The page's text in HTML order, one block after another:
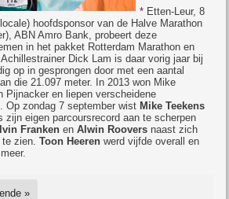
* Etten-Leur, 8
hoofdsponsor van de Halve Marathon
ABN Amro Bank, probeert deze
in het pakket Rotterdam Marathon en
Dick Lam is daar vorig jaar bij
op in gesprongen door met een aantal
die 21.097 meter. In 2013 won Mike
Pijnacker en liepen verscheidene
Op zondag 7 september wist Mike Teekens
zijn eigen parcoursrecord aan te scherpen
Franken enAlwin Roovers naast zich
te zien.Toon Heeren werd vijfde overall en
meer.
»